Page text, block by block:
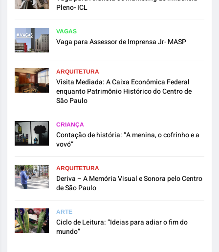
Pleno- ICL
VAGAS
Vaga para Assessor de Imprensa Jr- MASP
ARQUITETURA
Visita Mediada: A Caixa Econômica Federal
enquanto Patrimônio Histórico do Centro de
São Paulo
CRIANÇA
Contação de história: “A menina, o cofrinho e a
vovó”
ARQUITETURA
Deriva – A Memória Visual e Sonora pelo Centro
de São Paulo
ARTE
Ciclo de Leitura: “Ideias para adiar o fim do
mundo”